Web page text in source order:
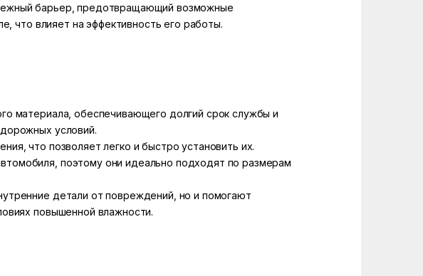
барьер, предотвращающий возможные
что влияет на эффективность его работы.
материала, обеспечивающего долгий срок службы и
условий.
что позволяет легко и быстро установить их.
поэтому они идеально подходят по размерам
детали от повреждений, но и помогают
повышенной влажности.